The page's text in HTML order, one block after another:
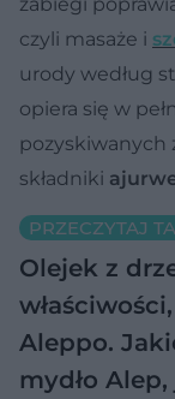
czyli masaże i
urody według
opiera się w
pozyskiwanych
składniki
PRZECZYTAJ
Olejek z
Aleppo.
mydło